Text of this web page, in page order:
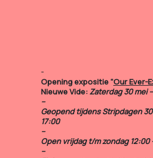
Opening expositie “Our Ever-
Nieuwe Vide:Zaterdag 30 mei
–
Geopend tijdens Stripdagen 30
17:00
–
Open vrijdag t/m zondag 12:00
–